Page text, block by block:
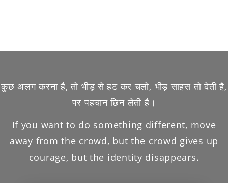
कुछ अलग करना है, तो भीड़ से हट कर चलो, भीड़ साहस तो देती है,
पर पहचान छिन लेती है।
If you want to do something different, move
away from the crowd, but the crowd gives up
courage, but the identity disappears.